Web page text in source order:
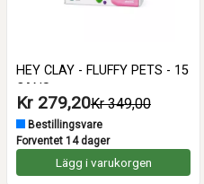
HEY CLAY - FLUFFY PETS - 15
CANS
Kr 279,20Kr 349,00
Bestillingsvare
Forventet 14 dager
Lägg i varukorgen